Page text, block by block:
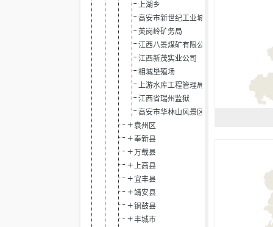
上湖乡
高安市新世纪工业城管委会
英岗岭矿务局
江西八景煤矿有限公司
江西新茂实业公司
相城垦殖场
上游水库工程管理局
江西省瑞州监狱
高安市华林山风景区管委会
袁州区
奉新县
万载县
上高县
宜丰县
靖安县
铜鼓县
丰城市